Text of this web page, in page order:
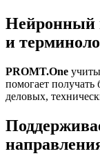
Нейронный
и
PROMT.One
помогает получать
деловых,